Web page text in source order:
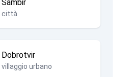
Sambir
città
Dobrotvir
villaggio urbano